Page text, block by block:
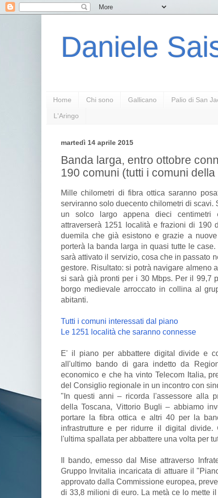
Daniele
Home Chi sono Gallicano Palio di San
L'Aringo
martedì 14 aprile 2015
Banda larga, entro ottobre
190 comuni (tutti i comuni
Mille chilometri di fibra ottica saranno
serviranno solo duecento chilometri di scavi.
un solco largo appena dieci centimetri
attraverserà 1251 località e frazioni di 190
duemila che già esistono e grazie a
porterà la banda larga in quasi tutte le
sarà attivato il servizio, cosa che in passato
gestore. Risultato: si potrà navigare almeno
si sarà già pronti per i 30 Mbps. Per il 99,7
borgo medievale arroccato in collina al
abitanti.
Tutti i comuni interessati dal piano
Le 1251 località che saranno connesse
E' il piano per abbattere digital divide e
all'ultimo bando di gara indetto da
economico e che ha vinto Telecom Italia,
del Consiglio regionale in un incontro con
"In questi anni – ricorda l'assessore alla
della Toscana, Vittorio Bugli – abbiamo
portare la fibra ottica e altri 40 per la
infrastrutture e per ridurre il digital
l'ultima spallata per abbattere una volta per
Il bando, emesso dal Mise attraverso
Gruppo Invitalia incaricata di attuare il
approvato dalla Commissione europea,
di 33,8 milioni di euro. La metà ce lo mette